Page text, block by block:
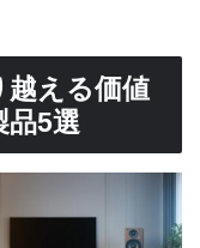
越える価値
5選